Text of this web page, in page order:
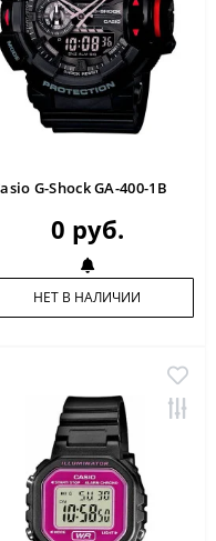
G-Shock GA-400-1B
0 руб.
НЕТ В НАЛИЧИИ